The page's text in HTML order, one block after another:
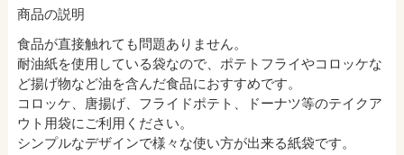
商品の説明
食品が直接触れても問題ありません。
耐油紙を使用している袋なので、ポテトフライやコロッケな
ど揚げ物など油を含んだ食品におすすめです。
コロッケ、唐揚げ、フライドポテト、ドーナツ等のテイクア
ウト用袋にご利用ください。
シンプルなデザインで様々な使い方が出来る紙袋です。